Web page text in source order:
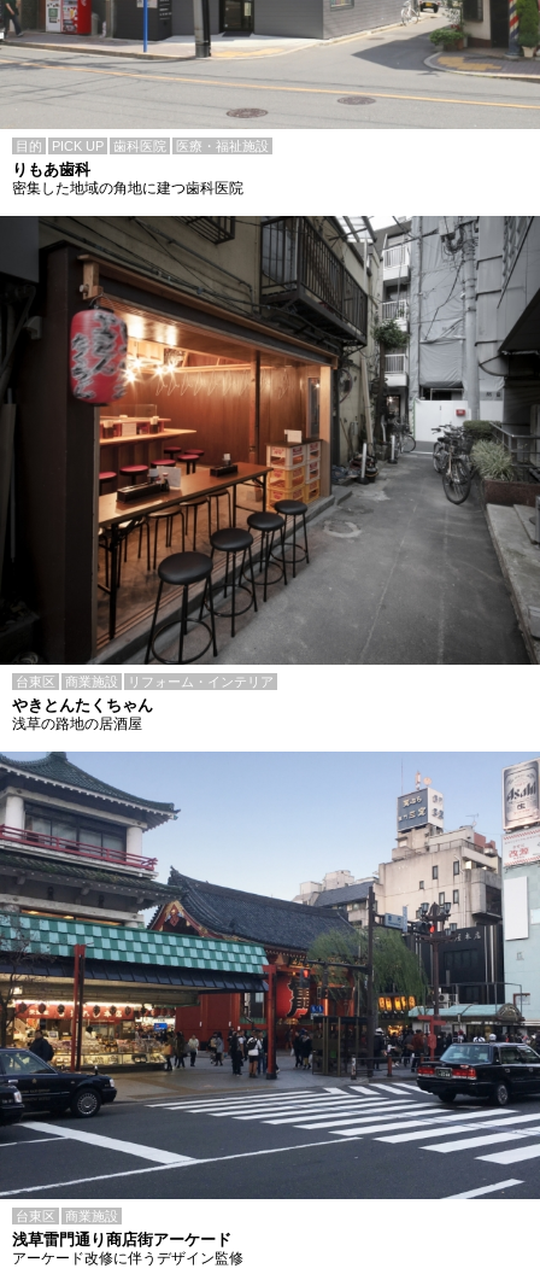
目的 PICK UP 歯科医院 医療・福祉施設
りもあ歯科
密集した地域の角地に建つ歯科医院
台東区 商業施設 リフォーム・インテリア
やきとんたくちゃん
浅草の路地の居酒屋
台東区 商業施設
浅草雷門通り商店街アーケード
アーケード改修に伴うデザイン監修